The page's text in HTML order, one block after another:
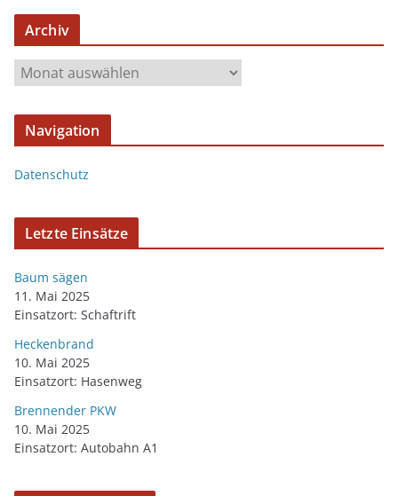
Archiv
Navigation
Datenschutz
Letzte Einsätze
Baum sägen
11. Mai 2025
Einsatzort: Schaftrift
Heckenbrand
10. Mai 2025
Einsatzort: Hasenweg
Brennender PKW
10. Mai 2025
Einsatzort: Autobahn A1